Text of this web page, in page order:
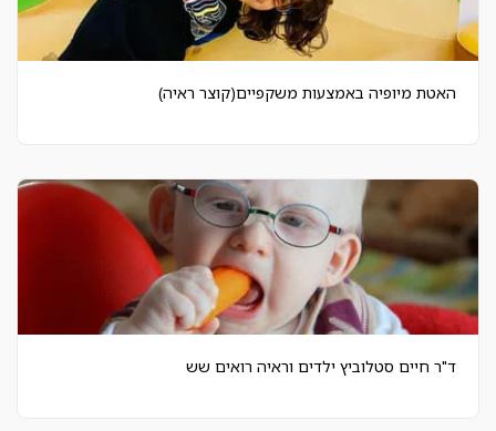
האטת מיופיה באמצעות משקפיים(קוצר ראיה)
ד"ר חיים סטלוביץ ילדים וראיה רואים שש